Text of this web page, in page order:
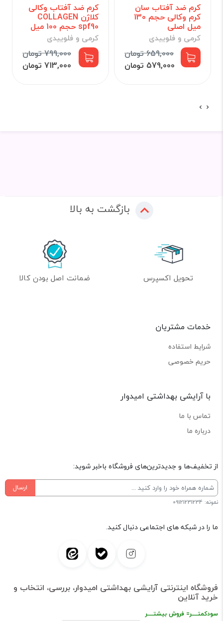
کرم ضد آفتاب سان
کرم وکالی حجم 130
میل اصلی
کرمی و فلوییدی
659,000 تومان
579,000 تومان
کرم ضد آفتاب وکالی
کلاژن COLLAGEN
spf90 حجم 100 میل
کرمی و فلوییدی
799,000 تومان
713,000 تومان
بازگشت به بالا
تحویل اکسپرس ضمانت اصل بودن کالا
خدمات مشتریان
شرایط استفاده
حریم خصوصی
با آرایشی بهداشتی امیدوار
تماس با ما
درباره ما
از تخفیف‌ها و جدیدترین‌های فروشگاه باخبر شوید:
ارسال
نمونه: 09121231234
ما را در شبکه های اجتماعی دنبال کنید.
فروشگاه اینترنتی آرایشی بهداشتی امیدوار، بررسی، انتخاب و
خرید آنلاین
سودکمتــــر= فروش بیشتــــر